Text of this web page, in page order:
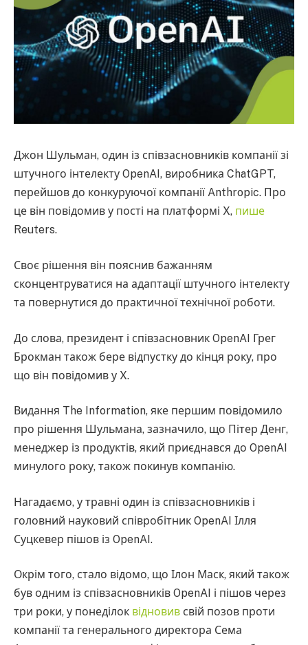
Джон Шульман, один із співзасновників компанії зі
штучного інтелекту OpenAI, виробника ChatGPT,
перейшов до конкуруючої компанії Anthropic. Про
це він повідомив у пості на платформі X, пише
Reuters.
Своє рішення він пояснив бажанням
сконцентруватися на адаптації штучного інтелекту
та повернутися до практичної технічної роботи.
До слова, президент і співзасновник OpenAI Грег
Брокман також бере відпустку до кінця року, про
що він повідомив у X.
Видання The Information, яке першим повідомило
про рішення Шульмана, зазначило, що Пітер Денг,
менеджер із продуктів, який приєднався до OpenAI
минулого року, також покинув компанію.
Нагадаємо, у травні один із співзасновників і
головний науковий співробітник OpenAI Ілля
Суцкевер пішов із OpenAI.
Окрім того, стало відомо, що Ілон Маск, який також
був одним із співзасновників OpenAI і пішов через
три роки, у понеділок відновив свій позов проти
компанії та генерального директора Сема